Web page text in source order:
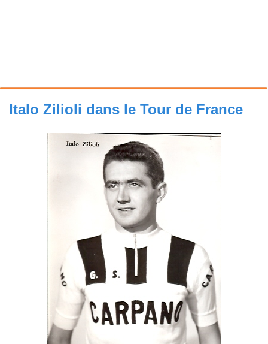
Italo Zilioli dans le Tour de France